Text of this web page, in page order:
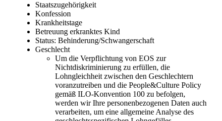
Staatszugehörigkeit
Konfession
Krankheitstage
Betreuung erkranktes Kind
Status: Behinderung/Schwangerschaft
Geschlecht
Um die Verpflichtung von EOS zur
Nichtdiskriminierung zu erfüllen, die
Lohngleichheit zwischen den Geschlechtern
voranzutreiben und die People&Culture Policy
gemäß ILO-Konvention 100 zu befolgen,
werden wir Ihre personenbezogenen Daten auch
verarbeiten, um eine allgemeine Analyse des